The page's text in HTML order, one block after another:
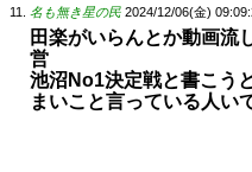
名も無き星の民 2024/12/06(金)
田楽がいらんとか動画流
営
池沼No1決定戦と書こう
まいこと言っている人い